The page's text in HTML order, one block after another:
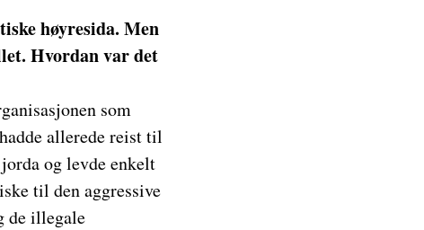
høyresida. Men
Hvordan var det
som
allerede reist til
og levde enkelt
til den aggressive
de illegale